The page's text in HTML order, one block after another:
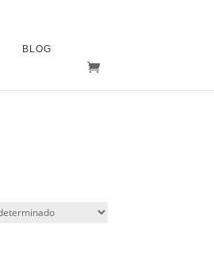
BLOG